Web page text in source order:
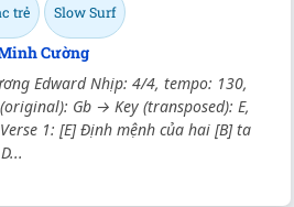
trẻ Slow Surf
Cường
Edward Nhịp: 4/4, tempo: 130,
Gb → Key (transposed): E,
1: [E] Định mệnh của hai [B] ta